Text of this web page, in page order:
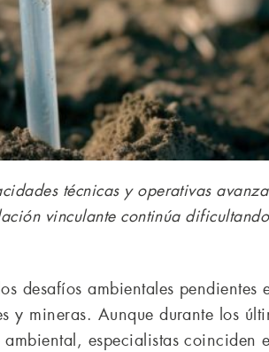
técnicas y operativas
vinculante continúa
desafíos ambientales pendientes
y mineras. Aunque durante los
especialistas coinciden